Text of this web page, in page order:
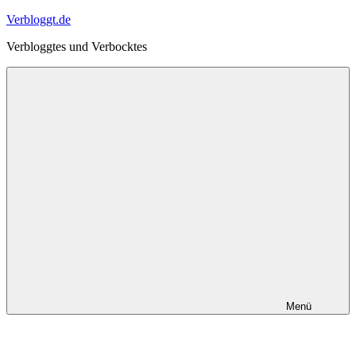
Zum
springen
Verbloggt.de
Verbloggtes und Verbocktes
Menü